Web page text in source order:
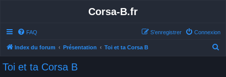
Corsa-B.fr
FAQ Connexion
S’enregistrer
Index du forum Présentation Toi et ta Corsa B
Toi et ta Corsa B